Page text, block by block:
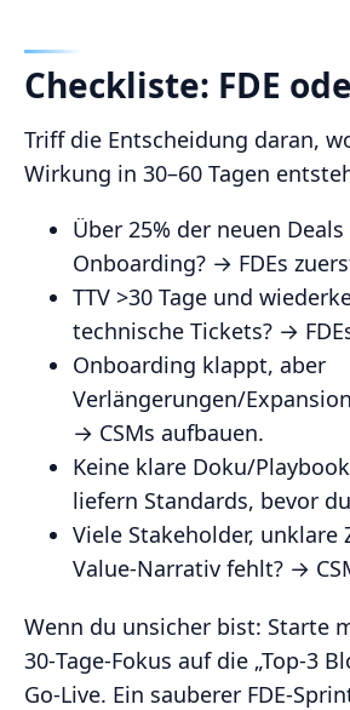
Checkliste: FDE
Triff die Entscheidung daran,
Wirkung in 30–60 Tagen
Über 25% der neuen
Onboarding? → FDEs
TTV >30 Tage und
technische Tickets? →
Onboarding klappt, aber
Verlängerungen/
→ CSMs aufbauen.
Keine klare Doku/
liefern Standards, bevor
Viele Stakeholder, unklare
Value‑Narrativ fehlt? →
Wenn du unsicher bist: Starte
30‑Tage‑Fokus auf die „Top‑3
Go‑Live. Ein sauberer